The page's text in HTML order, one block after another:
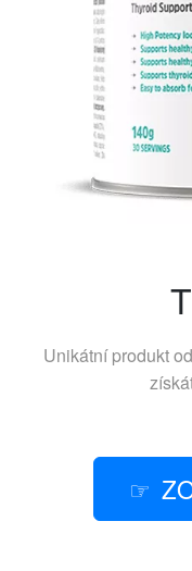
Unikátní produkt